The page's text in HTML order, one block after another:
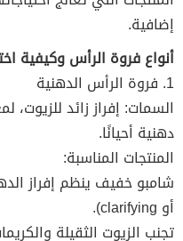
إضافية.
أنواع فروة الرأس وكيفية
1. فروة الرأس الدهنية
السمات: إفراز زائد
دهنية أحيانًا.
المنتجات المناسبة:
أو clarifying).
تجنب الزيوت الثقيلة